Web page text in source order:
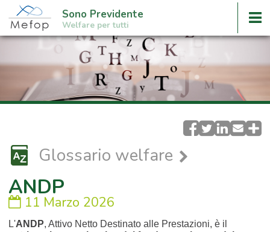
Sono Previdente
Welfare per tutti
Glossario welfare
ANDP
11 Marzo 2026
L'ANDP, Attivo Netto Destinato alle Prestazioni, è il